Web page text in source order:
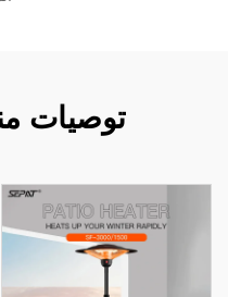
توصيات